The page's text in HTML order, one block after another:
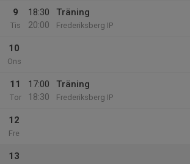
9
Tis
18:30
20:00
Träning
Frederiksberg IP
10
Ons
11
Tor
17:00
18:30
Träning
Frederiksberg IP
12
Fre
13